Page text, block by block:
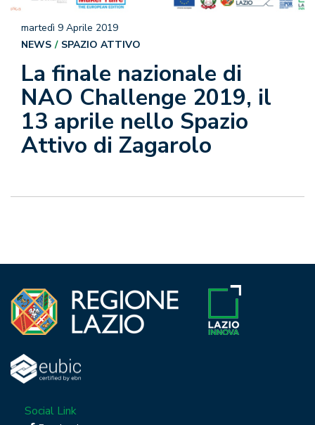
La finale nazionale di
NAO Challenge 2019, il
13 aprile nello Spazio
Attivo di Zagarolo
martedì 9 Aprile 2019
NEWS
SPAZIO ATTIVO
Social Link